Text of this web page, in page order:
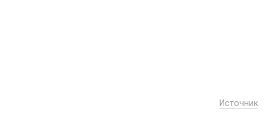
Источник